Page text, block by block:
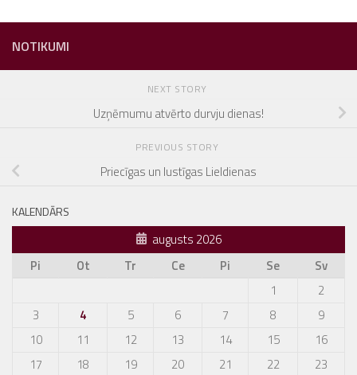
NOTIKUMI
NEXT STORY
Uzņēmumu atvērto durvju dienas!
PREVIOUS STORY
Priecīgas un lustīgas Lieldienas
KALENDĀRS
augusts 2026
Pi
Ot Tr Ce Pi Se
Sv
1
2
3
4 5 6 7 8
9
10
11 12 13 14 15
16
17
18 19 20 21 22
23